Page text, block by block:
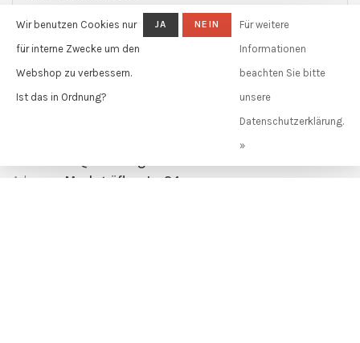
ABONNIEREN
By signing up, you agree to our Privacy Policy.
Claudia Güdel GmbH
Adresse:Markgräflerstr. 34
Wir benutzen Cookies nur
für interne Zwecke um den
Webshop zu verbessern.
Ist das in Ordnung?
JA NEIN
Für weitere
Informationen
beachten Sie bitte
unsere
Datenschutzerklärung.
»